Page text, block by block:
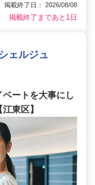
載終了日： 2026/08/08
掲載終了まであと1日
ェルジュ
ートを大事にし
東区】